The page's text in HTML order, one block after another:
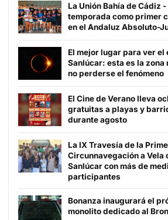
La Unión Bahía de Cádiz
temporada como primer
en el Andaluz Absoluto-
El mejor lugar para ver el
Sanlúcar: esta es la zona
no perderse el fenómeno
El Cine de Verano lleva
gratuitas a playas y
durante agosto
La IX Travesía de la
Circunnavegación a Vela
Sanlúcar con más de
participantes
Bonanza inaugurará el
monolito dedicado al